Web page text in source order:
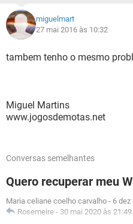
miguelmart
27 mai 2016 às 10:32
tambem tenho o mesmo
Miguel Martins
www.jogosdemotas.net
Conversas semelhantes
Quero recuperar meu
Maria celiane coelho carvalho - 6 dez
Rosemeire - 30 mai 2020 às 21:49